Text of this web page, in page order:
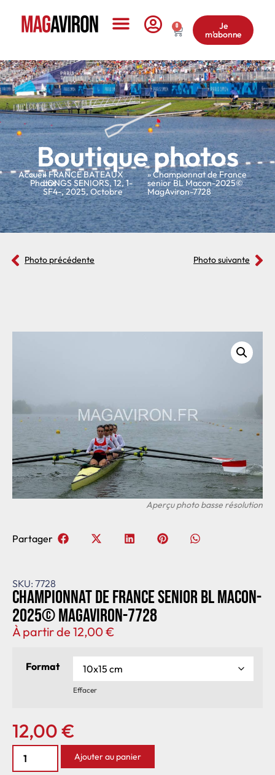
0 Je
m'abonne
Boutique photos
Accueil
»
Photos
»FRANCE BATEAUX
LONGS SENIORS,12,1-
SF4-,2025,Octobre
» Championnat de France
senior BL Macon-2025©
MagAviron-7728
Photo précédente Photo suivante
SKU: 7728
Championnat de France senior BL Macon-
2025© MagAviron-7728
À partir de 12,00€
Format
Effacer
12,00€
Ajouter au panier
Partager